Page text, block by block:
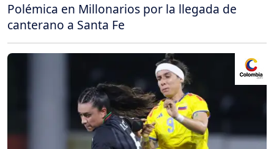
Polémica en Millonarios por la llegada de
canterano a Santa Fe